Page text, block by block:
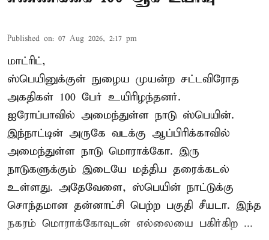
Published on: 07 Aug 2026, 2:17 pm
மாட்ரிட்,
ஸ்பெயினுக்குள் நுழைய முயன்ற சட்டவிரோத
அகதிகள் 100 பேர் உயிரிழந்தனர்.
ஐரோப்பாவில் அமைந்துள்ள நாடு ஸ்பெயின்.
இந்நாட்டின் அருகே வடக்கு ஆப்பிரிக்காவில்
அமைந்துள்ள நாடு மொராக்கோ. இரு
நாடுகளுக்கும் இடையே மத்திய தரைக்கடல்
உள்ளது. அதேவேளை, ஸ்பெயின் நாட்டுக்கு
சொந்தமான தன்னாட்சி பெற்ற பகுதி சீயடா. இந்த
நகரம் மொராக்கோவுடன் எல்லையை பகிர்கிற ...